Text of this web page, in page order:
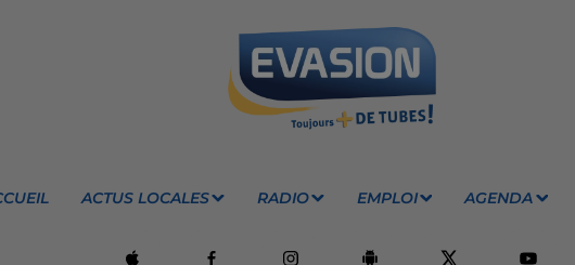
ACTUS LOCALES RADIO EMPLOI AGENDA